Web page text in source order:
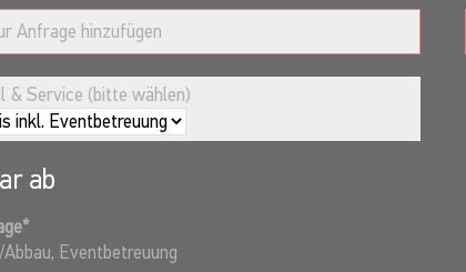
Anfrage hinzufügen
& Service (bitte wählen)
ab
*
Eventbetreuung